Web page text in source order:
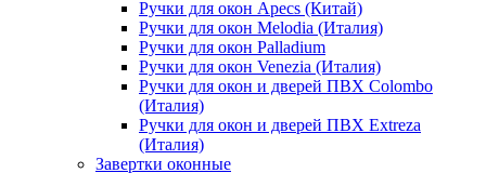
Ручки для окон Apecs (Китай)
Ручки для окон Melodia (Италия)
Ручки для окон Palladium
Ручки для окон Venezia (Италия)
Ручки для окон и дверей ПВХ Colombo
(Италия)
Ручки для окон и дверей ПВХ Extreza
(Италия)
Завертки оконные